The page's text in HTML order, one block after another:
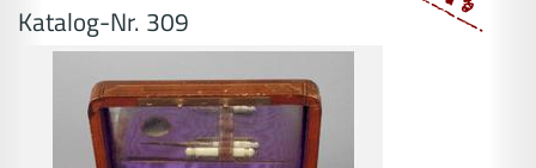
Katalog-Nr. 309